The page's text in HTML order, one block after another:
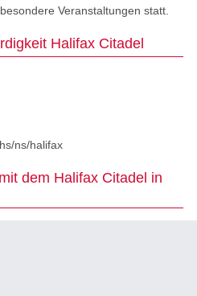
Veranstaltungen statt.
Halifax Citadel
ns/halifax
dem Halifax Citadel in